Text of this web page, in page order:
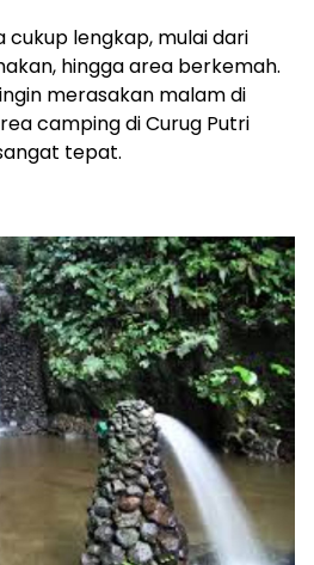
cukup lengkap, mulai dari
hingga area berkemah.
merasakan malam di
camping di Curug Putri
tepat.